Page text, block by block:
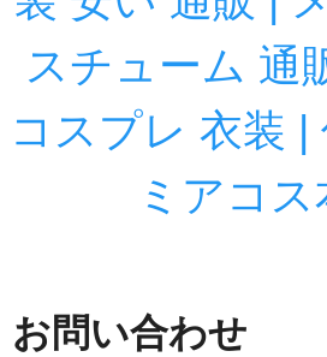
スチューム 通
コスプレ 衣装 |
ミアコス
お問い合わせ